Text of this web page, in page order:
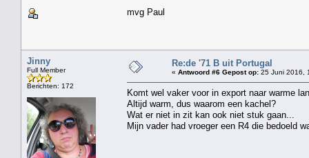
mvg Paul
Jinny
Full Member
Berichten: 172
Re:de '71 B uit Portugal
« Antwoord #6 Gepost op: 25 Juni 2016,
Komt wel vaker voor in export naar warme
Altijd warm, dus waarom een kachel?
Wat er niet in zit kan ook niet stuk gaan...
Mijn vader had vroeger een R4 die bedoeld